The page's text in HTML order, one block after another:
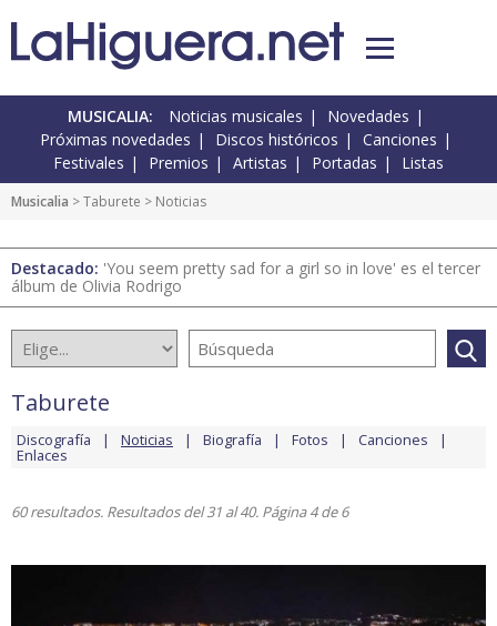
MUSICALIA: Noticias musicales
Novedades
Próximas novedades
Discos históricos
Canciones
Festivales
Premios Artistas Portadas Listas
Musicalia >Taburete > Noticias
Destacado: 'You seem pretty sad for a girl so in love' es el tercer
álbum de Olivia Rodrigo
Taburete
Discografía Noticias Biografía Fotos Canciones
Enlaces
60 resultados. Resultados del 31 al 40. Página 4 de 6